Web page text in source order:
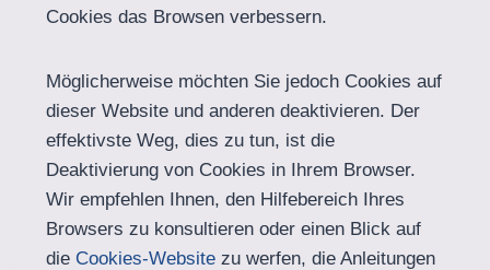
Cookies das Browsen verbessern.
Möglicherweise möchten Sie jedoch Cookies auf
dieser Website und anderen deaktivieren. Der
effektivste Weg, dies zu tun, ist die
Deaktivierung von Cookies in Ihrem Browser.
Wir empfehlen Ihnen, den Hilfebereich Ihres
Browsers zu konsultieren oder einen Blick auf
die Cookies-Website zu werfen, die Anleitungen